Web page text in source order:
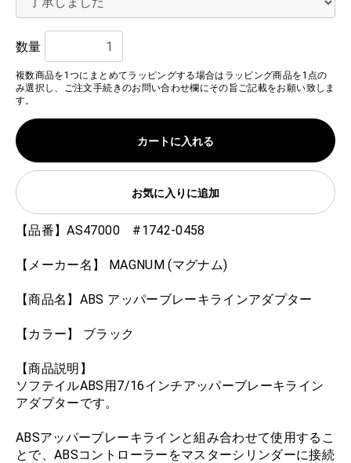
数量
複数商品を1つにまとめてラッピングする場合はラッピング商品を1点の
み選択し、ご注文手続きのお問い合わせ欄にその旨ご記載をお願い致しま
す。
カートに入れる
お気に入りに追加
【品番】AS47000 #1742-0458
【メーカー名】 MAGNUM (マグナム)
【商品名】ABS アッパーブレーキラインアダプター
【カラー】 ブラック
【商品説明】
ソフテイルABS用7/16インチアッパーブレーキライン
アダプターです。
ABSアッパーブレーキラインと組み合わせて使用​​するこ
とで、ABSコントローラーをマスターシリンダーに接続